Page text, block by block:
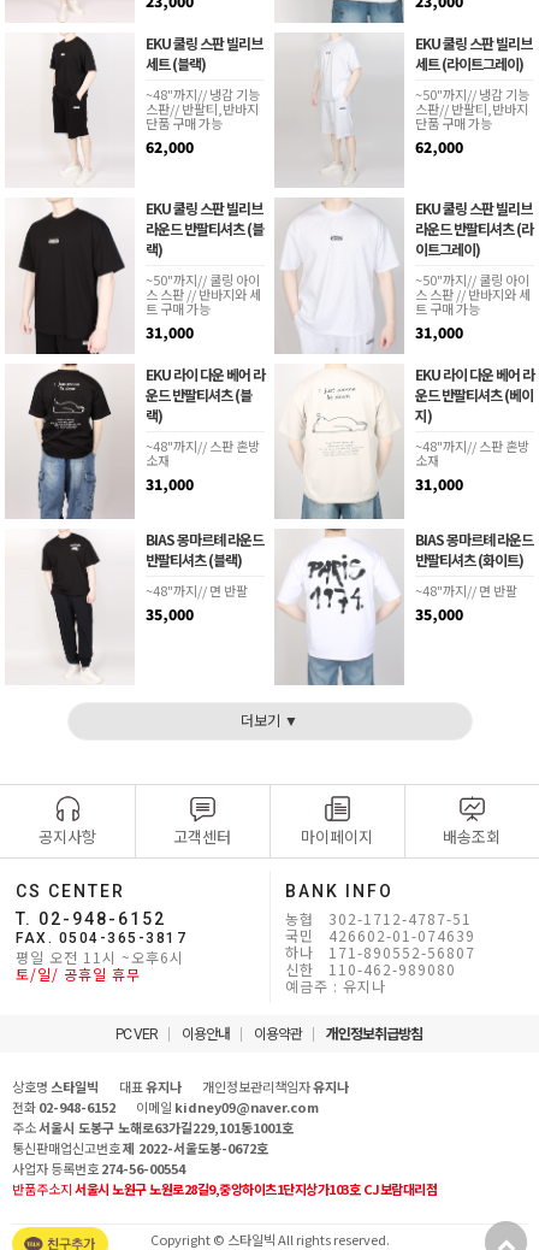
EKU 쿨링 스판 빌리브
세트 (블랙)
~48"까지// 냉감 기능
스판// 반팔티,반바지
단품 구매 가능
62,000
EKU 쿨링 스판 빌리브
세트 (라이트그레이)
~50"까지// 냉감 기능
스판// 반팔티,반바지
단품 구매 가능
62,000
EKU 쿨링 스판 빌리브
라운드 반팔티셔츠 (블
랙)
~50"까지// 쿨링 아이
스 스판 // 반바지와 세
트 구매 가능
31,000
EKU 쿨링 스판 빌리브
라운드 반팔티셔츠 (라
이트그레이)
~50"까지// 쿨링 아이
스 스판 // 반바지와 세
트 구매 가능
31,000
EKU 라이 다운 베어 라
운드 반팔티셔츠 (블
랙)
~48"까지// 스판 혼방
소재
31,000
EKU 라이 다운 베어 라
운드 반팔티셔츠 (베이
지)
~48"까지// 스판 혼방
소재
31,000
BIAS 몽마르톄 라운드
반팔티셔츠 (블랙)
~48"까지// 면 반팔
35,000
BIAS 몽마르톄 라운드
반팔티셔츠 (화이트)
~48"까지// 면 반팔
35,000
더보기 ▼
공지사항 고객센터 마이페이지 배송조회
CS CENTER
T. 02-948-6152
FAX. 0504-365-3817
평일 오전 11시 ~오후6시
토/일/ 공휴일 휴무
BANK INFO
농협 302-1712-4787-51
국민 426602-01-074639
하나 171-890552-56807
신한 110-462-989080
예금주 : 유지나
PC VER 이용안내 이용약관 개인정보취급방침
상호명 스타일빅 대표유지나 개인정보관리책임자유지나
전화02-948-6152 이메일 kidney09@naver.com
주소서울시 도봉구 노해로63가길229,101동1001호
통신판매업신고번호제 2022-서울도봉-0672호
사업자 등록번호274-56-00554
반품주소지서울시 노원구 노원로28길9,중앙하이츠1단지상가103호 CJ보람대리점
Copyright © 스타일빅 All rights reserved.